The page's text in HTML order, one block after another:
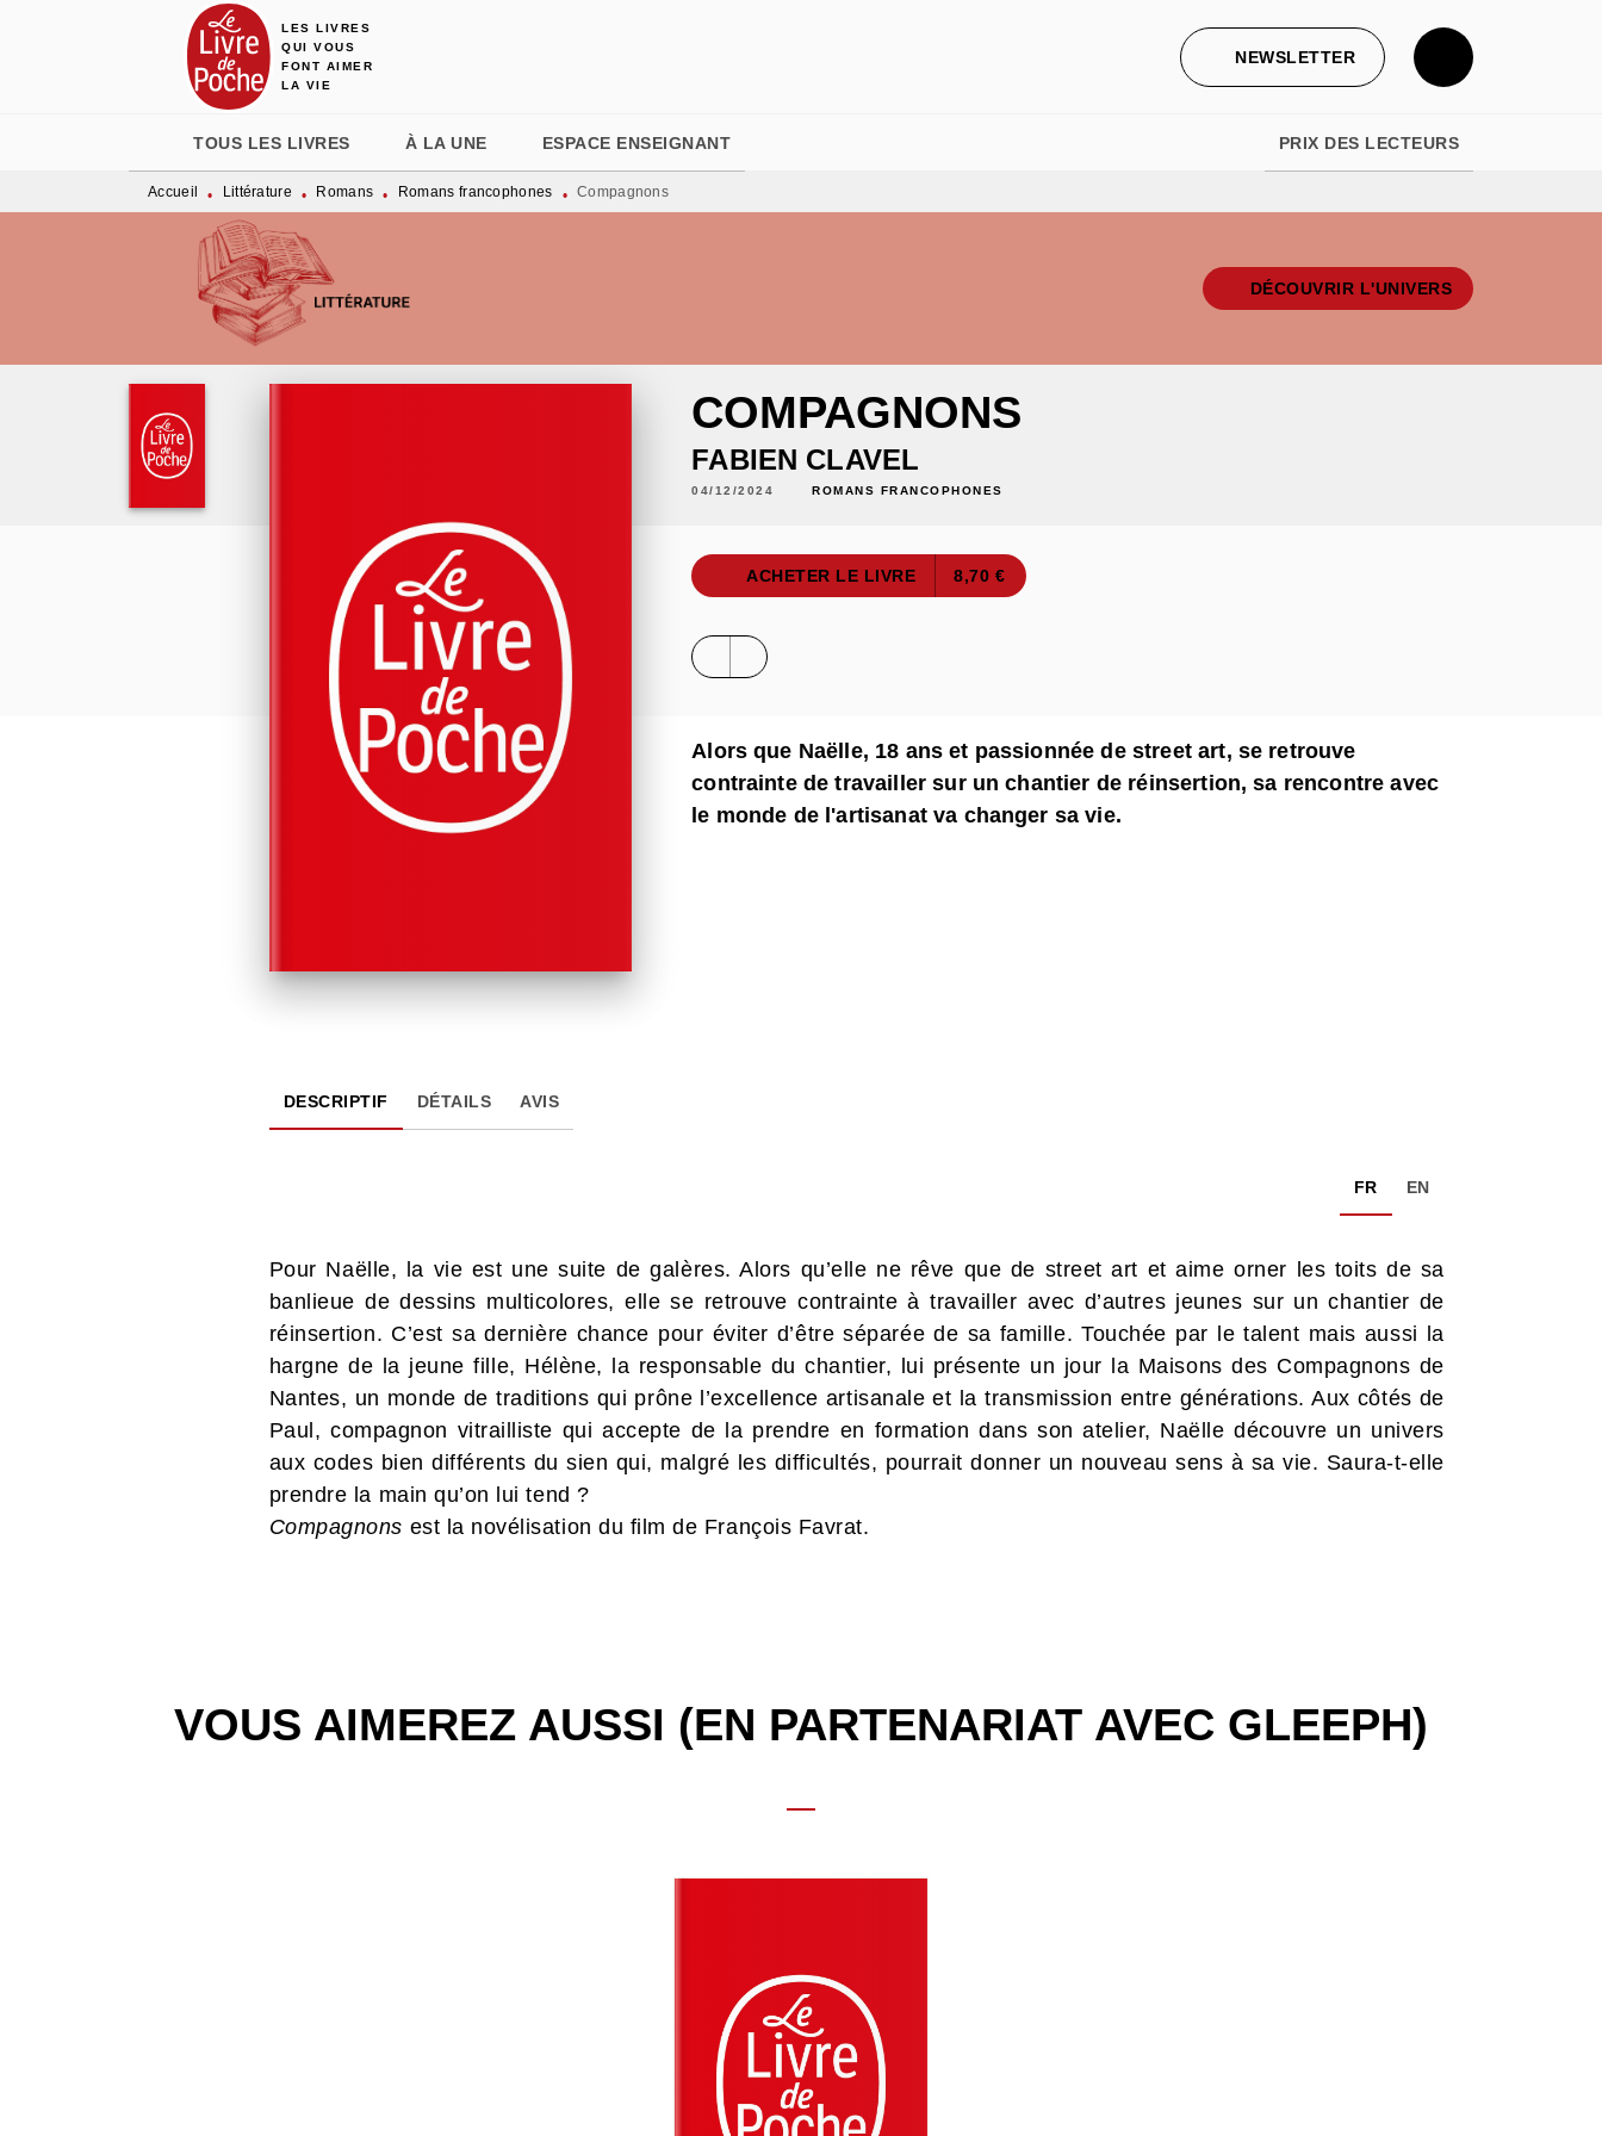
MENU RECHERCHE
LES LIVRES
QUI VOUS
FONT AIMER
LA VIE
NEWSLETTER
TOUS LES LIVRES À LA UNE ESPACE ENSEIGNANT PRIX DES LECTEURS
Accueil • Littérature • Romans • Romans francophones • Compagnons
DÉCOUVRIR L'UNIVERS
COMPAGNONS
FABIEN CLAVEL
04/12/2024 ROMANS FRANCOPHONES
ACHETER LE LIVRE 8,70 €
Alors que Naëlle, 18 ans et passionnée de street art, se retrouve
contrainte de travailler sur un chantier de réinsertion, sa rencontre avec
le monde de l'artisanat va changer sa vie.
DESCRIPTIF DÉTAILS AVIS
FR EN
Pour Naëlle, la vie est une suite de galères. Alors qu’elle ne rêve que de street art et aime orner les toits de sa
banlieue de dessins multicolores, elle se retrouve contrainte à travailler avec d’autres jeunes sur un chantier de
réinsertion. C’est sa dernière chance pour éviter d’être séparée de sa famille. Touchée par le talent mais aussi la
hargne de la jeune fille, Hélène, la responsable du chantier, lui présente un jour la Maisons des Compagnons de
Nantes, un monde de traditions qui prône l’excellence artisanale et la transmission entre générations. Aux côtés de
Paul, compagnon vitrailliste qui accepte de la prendre en formation dans son atelier, Naëlle découvre un univers
aux codes bien différents du sien qui, malgré les difficultés, pourrait donner un nouveau sens à sa vie. Saura-t-elle
prendre la main qu’on lui tend ?
Compagnons est la novélisation du film de François Favrat.
VOUS AIMEREZ AUSSI (EN PARTENARIAT AVEC GLEEPH)